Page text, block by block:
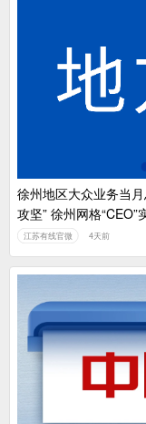
徐州地区大众业务当
攻坚” 徐州网格“CEO”
江苏有线官微 4天前